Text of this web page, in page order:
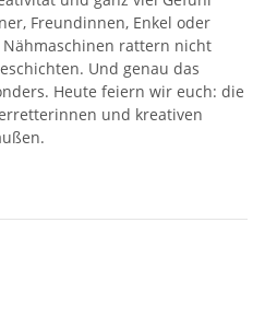
Freundinnen, Enkel oder
rattern nicht
Und genau das
Heute feiern wir euch: die
und kreativen